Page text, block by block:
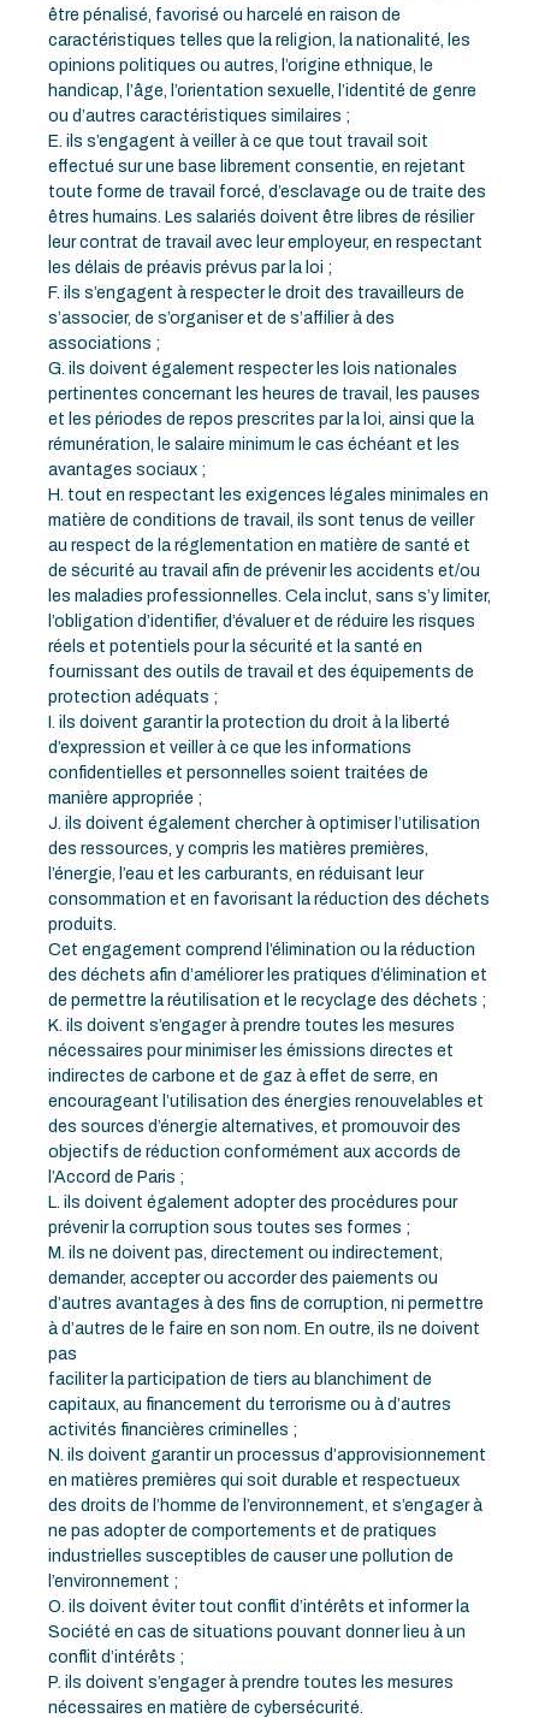
être pénalisé, favorisé ou harcelé en raison de
caractéristiques telles que la religion, la nationalité, les
opinions politiques ou autres, l’origine ethnique, le
handicap, l’âge, l’orientation sexuelle, l’identité de genre
ou d’autres caractéristiques similaires ;
E. ils s’engagent à veiller à ce que tout travail soit
effectué sur une base librement consentie, en rejetant
toute forme de travail forcé, d’esclavage ou de traite des
êtres humains. Les salariés doivent être libres de résilier
leur contrat de travail avec leur employeur, en respectant
les délais de préavis prévus par la loi ;
F. ils s’engagent à respecter le droit des travailleurs de
s’associer, de s’organiser et de s’affilier à des
associations ;
G. ils doivent également respecter les lois nationales
pertinentes concernant les heures de travail, les pauses
et les périodes de repos prescrites par la loi, ainsi que la
rémunération, le salaire minimum le cas échéant et les
avantages sociaux ;
H. tout en respectant les exigences légales minimales en
matière de conditions de travail, ils sont tenus de veiller
au respect de la réglementation en matière de santé et
de sécurité au travail afin de prévenir les accidents et/ou
les maladies professionnelles. Cela inclut, sans s’y limiter,
l’obligation d’identifier, d’évaluer et de réduire les risques
réels et potentiels pour la sécurité et la santé en
fournissant des outils de travail et des équipements de
protection adéquats ;
I. ils doivent garantir la protection du droit à la liberté
d’expression et veiller à ce que les informations
confidentielles et personnelles soient traitées de
manière appropriée ;
J. ils doivent également chercher à optimiser l’utilisation
des ressources, y compris les matières premières,
l’énergie, l’eau et les carburants, en réduisant leur
consommation et en favorisant la réduction des déchets
produits.
Cet engagement comprend l’élimination ou la réduction
des déchets afin d’améliorer les pratiques d’élimination et
de permettre la réutilisation et le recyclage des déchets ;
K. ils doivent s’engager à prendre toutes les mesures
nécessaires pour minimiser les émissions directes et
indirectes de carbone et de gaz à effet de serre, en
encourageant l’utilisation des énergies renouvelables et
des sources d’énergie alternatives, et promouvoir des
objectifs de réduction conformément aux accords de
l’Accord de Paris ;
L. ils doivent également adopter des procédures pour
prévenir la corruption sous toutes ses formes ;
M. ils ne doivent pas, directement ou indirectement,
demander, accepter ou accorder des paiements ou
d’autres avantages à des fins de corruption, ni permettre
à d’autres de le faire en son nom. En outre, ils ne doivent
pas
faciliter la participation de tiers au blanchiment de
capitaux, au financement du terrorisme ou à d’autres
activités financières criminelles ;
N. ils doivent garantir un processus d’approvisionnement
en matières premières qui soit durable et respectueux
des droits de l’homme de l’environnement, et s’engager à
ne pas adopter de comportements et de pratiques
industrielles susceptibles de causer une pollution de
l’environnement ;
O. ils doivent éviter tout conflit d’intérêts et informer la
Société en cas de situations pouvant donner lieu à un
conflit d’intérêts ;
P. ils doivent s’engager à prendre toutes les mesures
nécessaires en matière de cybersécurité.